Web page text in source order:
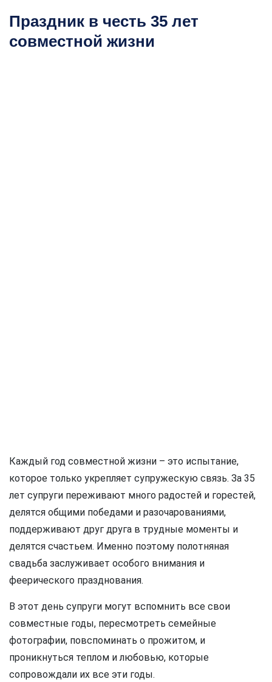
Праздник в честь 35 лет
совместной жизни
Каждый год совместной жизни – это испытание,
которое только укрепляет супружескую связь. За 35
лет супруги переживают много радостей и горестей,
делятся общими победами и разочарованиями,
поддерживают друг друга в трудные моменты и
делятся счастьем. Именно поэтому полотняная
свадьба заслуживает особого внимания и
феерического празднования.
В этот день супруги могут вспомнить все свои
совместные годы, пересмотреть семейные
фотографии, повспоминать о прожитом, и
проникнуться теплом и любовью, которые
сопровождали их все эти годы.